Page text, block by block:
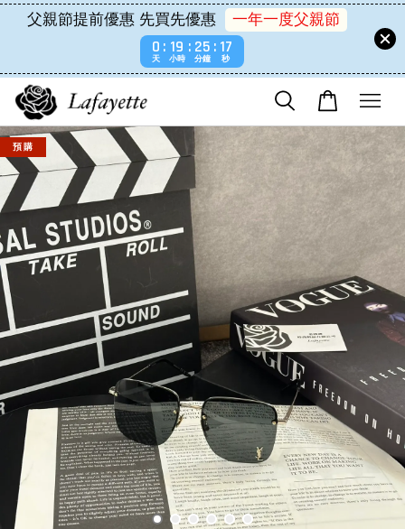
父親節提前優惠 先買先優惠
一年一度父親節
0
天
19
小時
25
分鐘
17
秒
預 購